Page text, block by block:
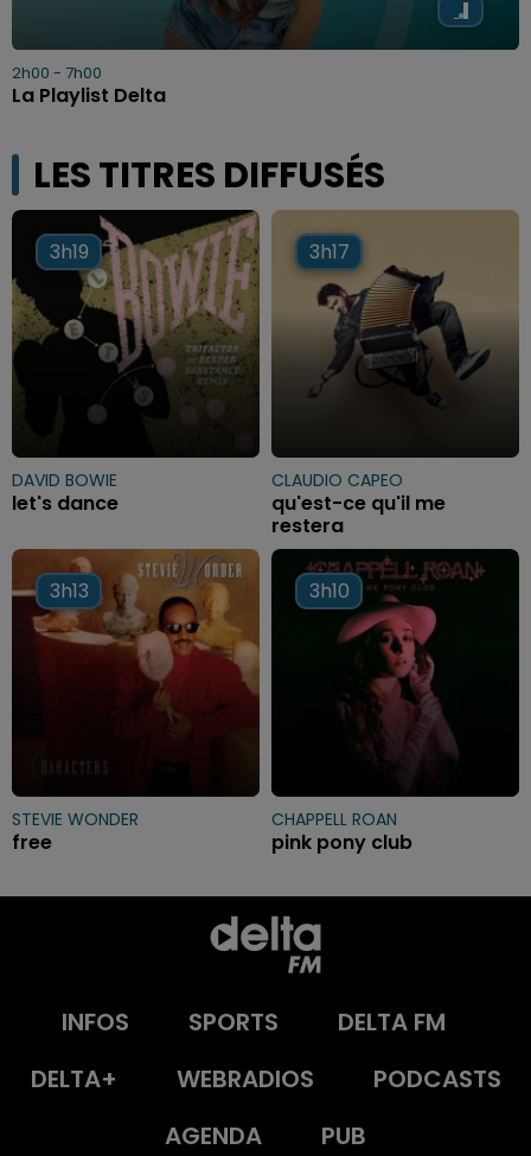
2h00 - 7h00
La Playlist Delta
LES TITRES DIFFUSÉS
3h19
3h19
DAVID BOWIE
let's dance
3h17
3h17
CLAUDIO CAPEO
qu'est-ce qu'il me
restera
3h13
3h13
STEVIE WONDER
free
3h10
3h10
CHAPPELL ROAN
pink pony club
INFOS SPORTS
DELTA FM
DELTA+
WEBRADIOS
PODCASTS
AGENDA
PUB